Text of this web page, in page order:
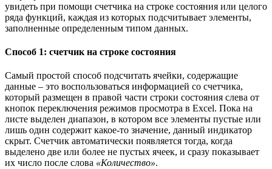
увидеть при помощи счетчика на строке состояния или целого
ряда функций, каждая из которых подсчитывает элементы,
заполненные определенным типом данных.
Способ 1: счетчик на строке состояния
Самый простой способ подсчитать ячейки, содержащие
данные – это воспользоваться информацией со счетчика,
который размещен в правой части строки состояния слева от
кнопок переключения режимов просмотра в Excel. Пока на
листе выделен диапазон, в котором все элементы пустые или
лишь один содержит какое-то значение, данный индикатор
скрыт. Счетчик автоматически появляется тогда, когда
выделено две или более не пустых ячеек, и сразу показывает
их число после слова «Количество».